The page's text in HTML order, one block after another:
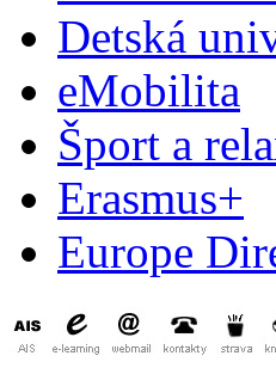
Detská
eMobilita
Šport a
Erasmus+
Europe